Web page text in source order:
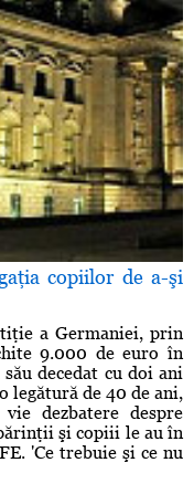
copiilor de a-şi
a Germaniei, prin
9.000 de euro în
decedat cu doi ani
legătură de 40 de ani,
dezbatere despre
şi copiii le au în
'Ce trebuie şi ce nu